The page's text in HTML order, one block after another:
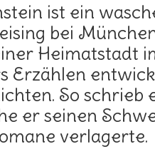
ist ein
bei
Heimatstadt
Erzählen
So schrieb
er seinen
verlagerte.